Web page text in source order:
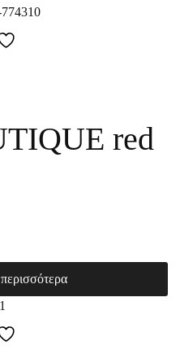
red